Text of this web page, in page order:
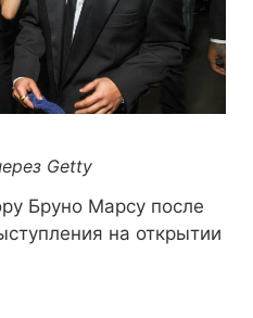
Getty
Бруно Марсу после
на открытии